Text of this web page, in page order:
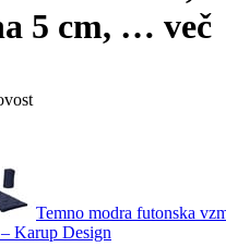
5 cm, … več
Temno modra futonska
Karup Design